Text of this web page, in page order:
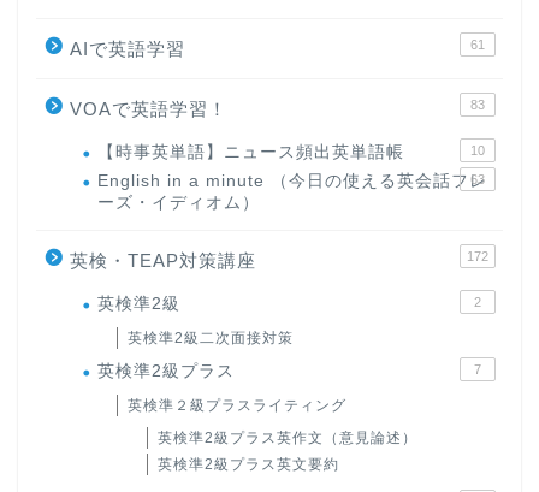
AIで英語学習 61
VOAで英語学習！ 83
【時事英単語】ニュース頻出英単語帳 10
English in a minute （今日の使える英会話フレ
ーズ・イディオム）
63
英検・TEAP対策講座 172
英検準2級 2
英検準2級二次面接対策
英検準2級プラス 7
英検準２級プラスライティング
英検準2級プラス英作文（意見論述）
英検準2級プラス英文要約